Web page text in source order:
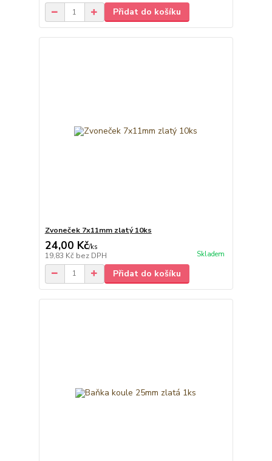
Přidat do košíku
Zvoneček 7x11mm zlatý 10ks
24,00 Kč/ks
19,83 Kč bez DPH Skladem
Přidat do košíku